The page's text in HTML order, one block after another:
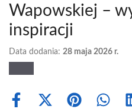
Wapowskiej –
inspiracji
Data dodania: 28 maja 2026 r.
Share
Share Share Share